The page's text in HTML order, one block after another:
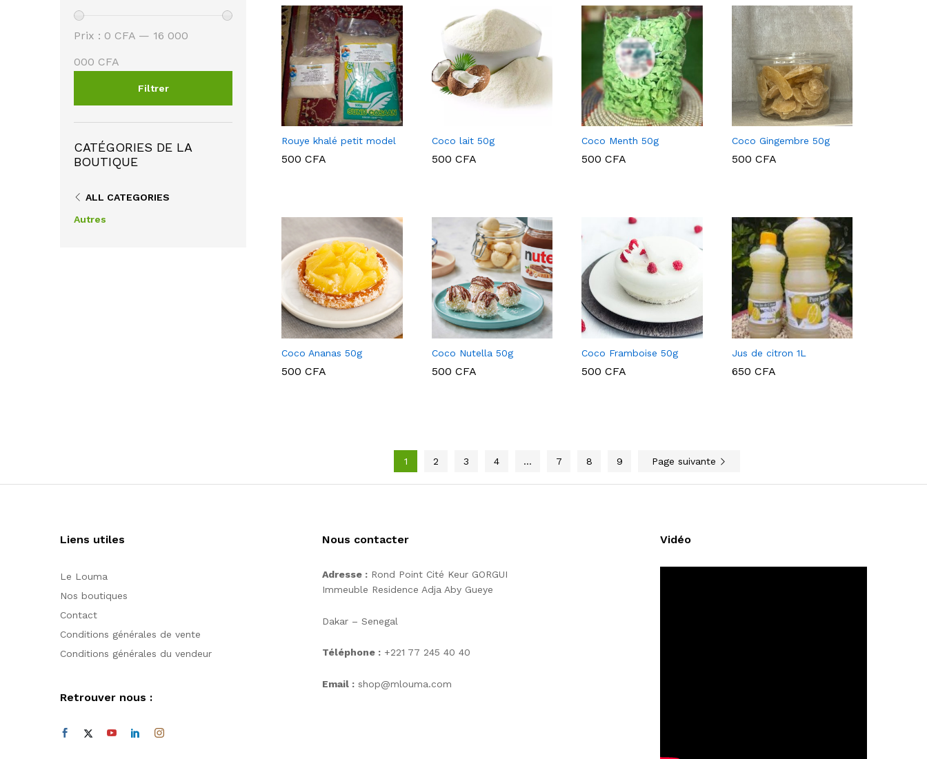
Rouye khalé petit model
500 CFA
500 CFA
Coco lait 50g
500 CFA
Coco Menth 50g
500 CFA
Coco Gingembre 50g
500 CFA
Coco Ananas 50g
500 CFA
Coco Nutella 50g
500 CFA
Coco Framboise 50g
500 CFA
Jus de citron 1L
650 CFA
1 2 3 4 … 7 8 9 Page suivante
Filtrer
Prix : 0 CFA — 16 000
000 CFA
CATÉGORIES DE LA
BOUTIQUE
ALL CATEGORIES
Autres
Liens utiles
Le Louma
Nos boutiques
Contact
Conditions générales de vente
Conditions générales du vendeur
Retrouver nous :
Nous contacter
Adresse : Rond Point Cité Keur GORGUI
Immeuble Residence Adja Aby Gueye
Dakar – Senegal
Téléphone : +221 77 245 40 40
Email : shop@mlouma.com
Vidéo